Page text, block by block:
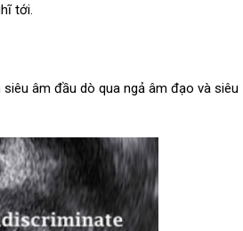
tới.
âm đầu dò qua ngả âm đạo và siêu